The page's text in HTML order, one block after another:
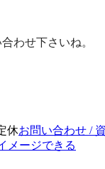
わせ下さいね。
休お問い合わせ /
メージできる